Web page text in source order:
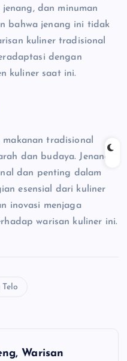
dan minuman
bahwa jenang ini tidak
kuliner tradisional
dengan
kuliner saat ini.
makanan tradisional
dan budaya. Jenang
dan penting dalam
esensial dari kuliner
inovasi menjaga
warisan kuliner ini.
Telo
Warisan